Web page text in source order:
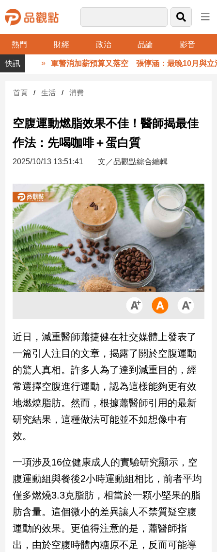
熱門 財經 政治 品論 影音
品
觀
財
台
財
新
產
經/
股
市
房
地
產
品
政
治
政
治
焦
品
觀
點
民
會
點
觀
點
軍警消加薪預算又落空 張惇涵：最晚10月與立法
首頁 生活 消費
空腹運動燃脂效果不佳！醫師揭最佳
作法：先喝咖啡＋蛋白質
2025/10/13 13:51:41 文／品觀點綜合編輯
近日，減重醫師蕭捷健在社交媒體上發表了
一篇引人注目的文章，揭露了關於空腹運動
的驚人真相。許多人為了達到減重目的，經
常選擇空腹進行運動，認為這樣能夠更有效
地燃燒脂肪。然而，根據蕭醫師引用的最新
研究結果，這種做法可能並不如想像中有
效。
一項涉及16位健康成人的實驗研究顯示，空
腹運動組與餐後2小時運動組相比，前者平均
僅多燃燒3.3克脂肪，相當於一顆小堅果的脂
肪含量。這個微小的差異讓人不禁質疑空腹
運動的效果。更值得注意的是，蕭醫師指
出，由於空腹時體內糖原不足，反而可能導